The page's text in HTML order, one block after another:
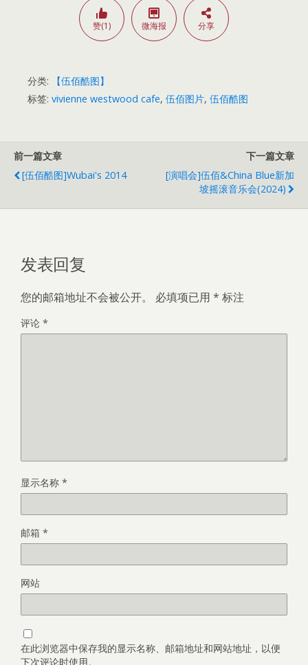
赞(1) 微海报 分享
分类:
【伍佰酷图】
标签: vivienne westwood cafe, 伍佰图片, 伍佰酷图
前一篇文章
[伍佰酷图]Wubai's 2014
下一篇文章
[演唱会]伍佰&China Blue新加
坡摇滚音乐会(2024)
发表回复
您的邮箱地址不会被公开。 必填项已用 * 标注
评论 *
显示名称 *
邮箱 *
网站
在此浏览器中保存我的显示名称、邮箱地址和网站地址，以便
下次评论时使用。